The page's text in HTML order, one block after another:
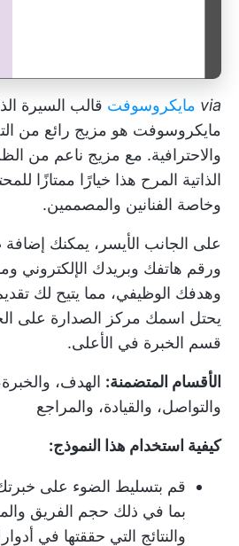
via مايكروسوفت قالب السيرة
مايكروسوفت هو مزيج رائع من
والاحترافية. مع مزيج ناعم من
الذاتية المرح هذا خيارًا ممتازًا
وخاصة الفنانين والمصممين.
على الجانب الأيسر، يمكنك
ورقم هاتفك وبريدك الإلكتروني
وهدفك الوظيفي، مما يتيح لك
يحتل اسمك مركز الصدارة على
قسم الخبرة في الأعلى.
الأقسام المتضمنة: الهدف،
والتواصل، والقيادة، والمراجع
كيفية استخدام هذا النموذج:
قم بتسليط الضوء على خبرتك
بما في ذلك حجم الفريق
والنتائج التي حققتها في